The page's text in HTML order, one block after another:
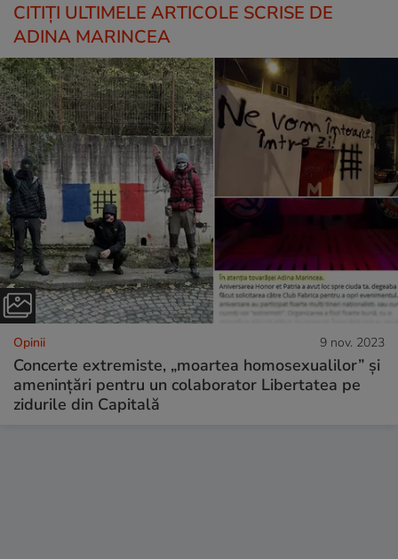
CITIȚI ULTIMELE ARTICOLE SCRISE DE
ADINA MARINCEA
Opinii 9 nov. 2023
Concerte extremiste, „moartea homosexualilor” și
amenințări pentru un colaborator Libertatea pe
zidurile din Capitală